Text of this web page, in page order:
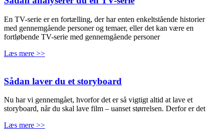
En TV-serie er en fortælling, der har enten enkeltstående historier
med gennemgående personer og temaer, eller det kan være en
fortløbende TV-serie med gennemgående personer
Læs mere >>
Sådan laver du et storyboard
Nu har vi gennemgået, hvorfor det er så vigtigt altid at lave et
storyboard, når du skal lave film – uanset størrelsen. Derfor er det
Læs mere >>